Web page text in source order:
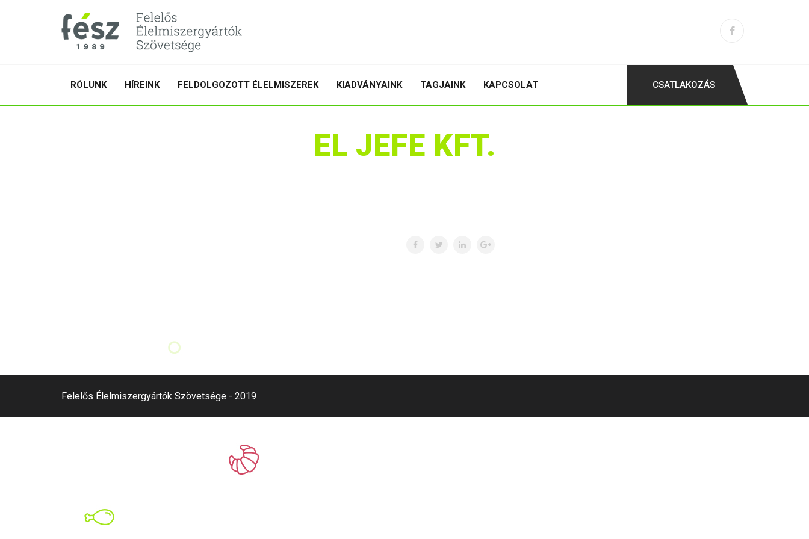
RÓLUNK HÍREINK FELDOLGOZOTT ÉLELMISZEREK KIADVÁNYAINK TAGJAINK KAPCSOLAT CSATLAKOZÁS
EL JEFE KFT.
Felelős Élelmiszergyártók Szövetsége - 2019